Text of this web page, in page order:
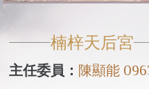
楠梓天后宮
主任委員： 陳顯能